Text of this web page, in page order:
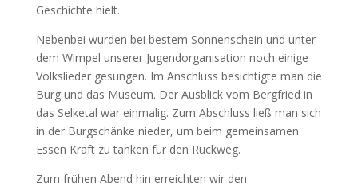
Geschichte hielt.
Nebenbei wurden bei bestem Sonnenschein und unter
dem Wimpel unserer Jugendorganisation noch einige
Volkslieder gesungen. Im Anschluss besichtigte man die
Burg und das Museum. Der Ausblick vom Bergfried in
das Selketal war einmalig. Zum Abschluss ließ man sich
in der Burgschänke nieder, um beim gemeinsamen
Essen Kraft zu tanken für den Rückweg.
Zum frühen Abend hin erreichten wir den